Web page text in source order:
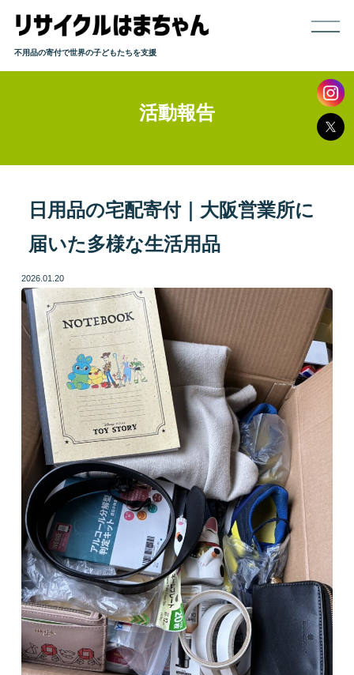
ホーム
寄付までの流れ
取り扱い品目
発送方法
よくある質問
活動報告
会社概要
LINEで質問 お問い合わせ
プライバシーポリシー お問い合わせ
不用品の寄付で世界の子どもたちを支援
活動報告
日用品の宅配寄付｜大阪営業所に
届いた多様な生活用品
2026.01.20